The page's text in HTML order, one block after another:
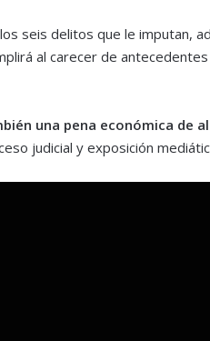
seis delitos que le imputan,
al carecer de
una pena económica de
judicial y exposición